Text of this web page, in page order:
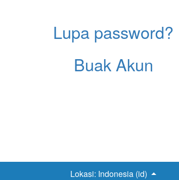
Lupa password?
Buak Akun
Lokasi: Indonesia (id)